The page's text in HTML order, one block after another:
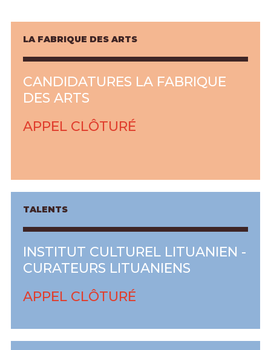
LA FABRIQUE DES ARTS
CANDIDATURES LA FABRIQUE
DES ARTS
APPEL CLÔTURÉ
TALENTS
INSTITUT CULTUREL LITUANIEN -
CURATEURS LITUANIENS
APPEL CLÔTURÉ